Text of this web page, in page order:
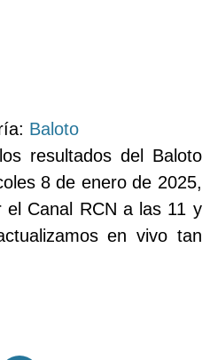
Baloto
resultados del Baloto
8 de enero de 2025,
Canal RCN a las 11 y
en vivo tan